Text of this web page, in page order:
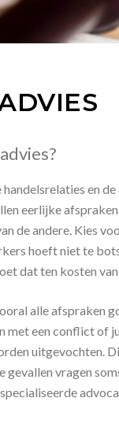
en
eerlijke
de andere. Kies
hoeft niet te
dat ten kosten van
alle afspraken
met een conflict of
uitgevochten.
gevallen vragen